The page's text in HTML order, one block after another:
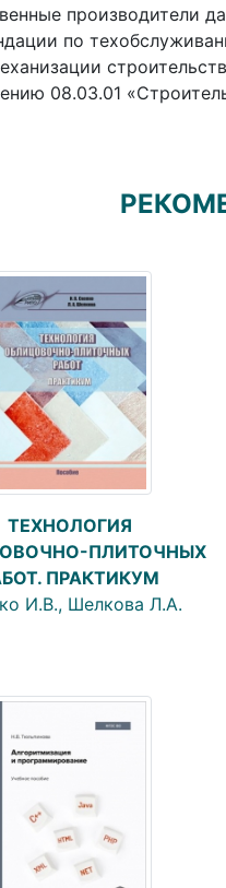
производители
по
08.03.01
ТЕХНОЛОГИЯ
ПЛИТОЧНЫХ
ПРАКТИКУМ
И.В., Шелкова Л.А.